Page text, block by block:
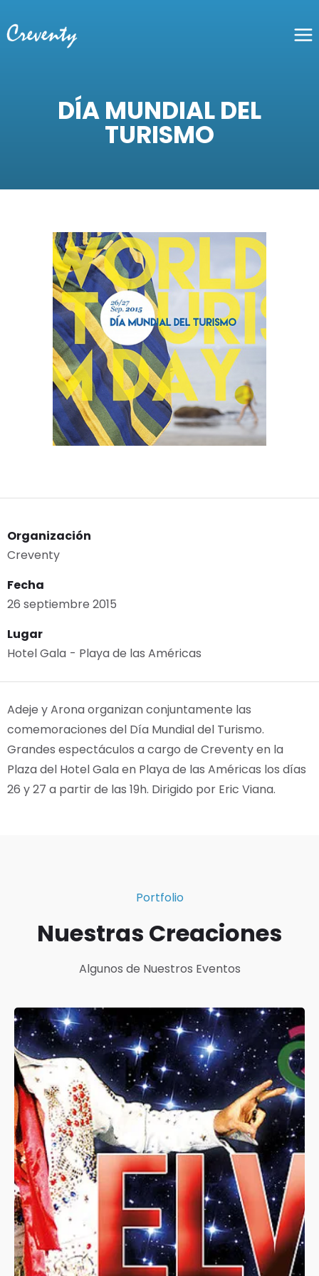
DÍA MUNDIAL DEL
TURISMO
Organización
Creventy
Fecha
26 septiembre 2015
Lugar
Hotel Gala - Playa de las Américas
Adeje y Arona organizan conjuntamente las
comemoraciones del Día Mundial del Turismo.
Grandes espectáculos a cargo de Creventy en la
Plaza del Hotel Gala en Playa de las Américas los días
26 y 27 a partir de las 19h. Dirigido por Eric Viana.
Portfolio
Nuestras Creaciones
Algunos de Nuestros Eventos